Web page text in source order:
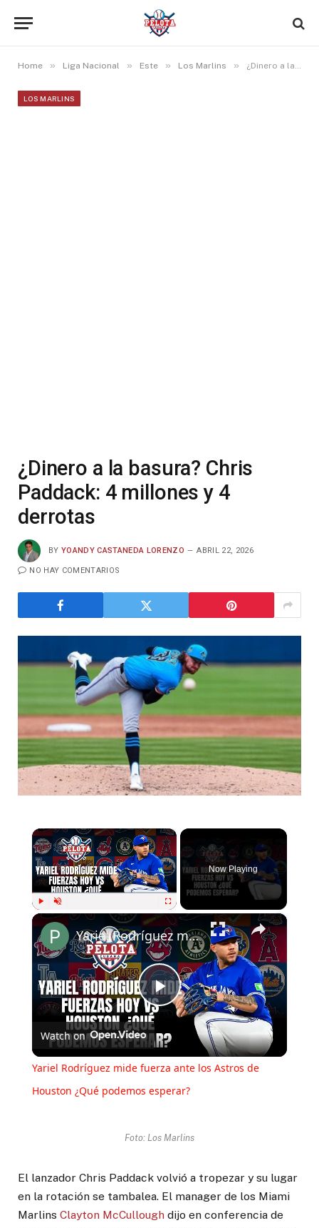
Home » Liga Nacional » Este » Los Marlins » ¿Dinero a la basura? Chris Paddack: 4 millones y 4 derrotas
LOS MARLINS
¿Dinero a la basura? Chris
Paddack: 4 millones y 4
derrotas
BY YOANDY CASTANEDA LORENZO ABRIL 22, 2026
NO HAY COMENTARIOS
×
Play Unmute Fullscreen
Now Playing
×
Play
Video
Yariel Rodríguez mide fuerza ante los Astros de Houston ¿Qué podemos esperar?
Watch on
Yariel Rodríguez mide fuerza ante los Astros de
Houston ¿Qué podemos esperar?
Foto: Los Marlins
El lanzador Chris Paddack volvió a tropezar y su lugar
en la rotación se tambalea. El manager de los Miami
Marlins Clayton McCullough dijo en conferencia de